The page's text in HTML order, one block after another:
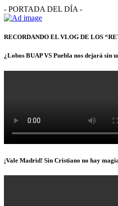
- PORTADA DEL DÍA -
RECORDANDO EL VLOG DE LOS
¿Lobos BUAP VS Puebla nos dejará sin
¡Vale Madrid! Sin Cristiano no hay